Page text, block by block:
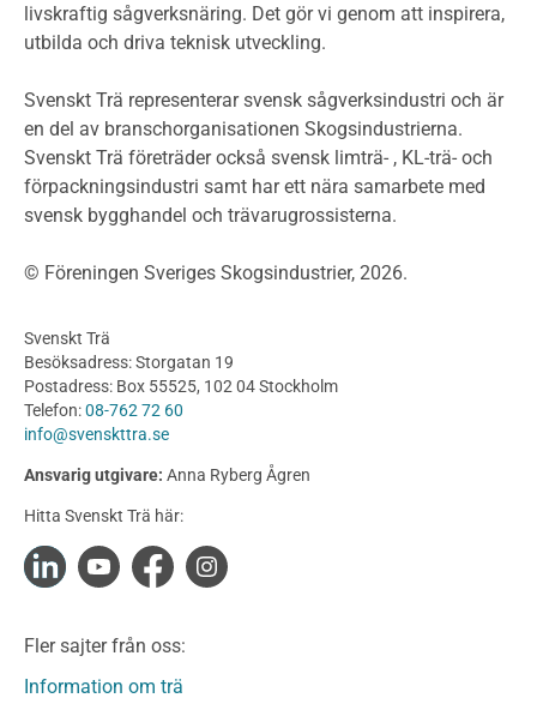
Planering
Klimatkalkylator hallar
Projektering av trähus - generellt
Byggsystem
Fasadsystem i skivmaterial
Bullerskärmar och andra utomhuskonstruktioner
Byggnation och utförande
Utförande
Produkter
Konstruktionsvirke
Konstruktionsvirke Behandlat
Konstruktionsvirke Fingerskarvat
Konstruktionsvirke Fingerskarvat Obehandlat
Limträ
Fanerträ
Fanerträ Obehandlat
livskraftig sågverksnäring. Det gör vi genom att inspirera,
utbilda och driva teknisk utveckling.
Svenskt Trä representerar svensk sågverksindustri och är
en del av branschorganisationen Skogsindustrierna.
Svenskt Trä företräder också svensk limträ- , KL-trä- och
förpackningsindustri samt har ett nära samarbete med
svensk bygghandel och trävarugrossisterna.
© Föreningen Sveriges Skogsindustrier, 2026.
Svenskt Trä
Besöksadress: Storgatan 19
Postadress: Box 55525, 102 04 Stockholm
Telefon:08-762 72 60
info@svenskttra.se
Ansvarig utgivare: Anna Ryberg Ågren
Hitta Svenskt Trä här:
Fler sajter från oss:
Information om trä